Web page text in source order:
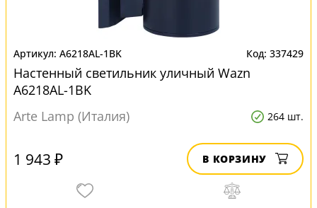
A6218AL-1BK 337429
Настенный светильник уличный Wazn
A6218AL-1BK
Arte Lamp (Италия)
264 шт.
1 943 ₽ В КОРЗИНУ